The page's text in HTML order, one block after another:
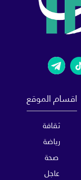
اقسام الموقع
ثقافة
رياضة
صحة
عاجل